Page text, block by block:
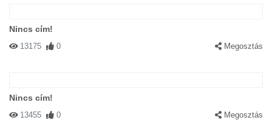
Nincs cím!
13175 0 Megosztás
Nincs cím!
13455 0 Megosztás